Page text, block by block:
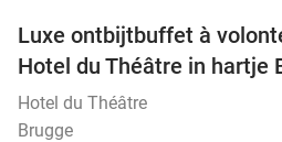
Luxe ontbijtbuffet à
Hotel du Théâtre in hartje
Hotel du Théâtre
Brugge